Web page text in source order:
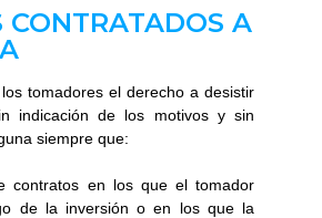
CONTRATADOS A
tomadores el derecho a desistir
indicación de los motivos y sin
siempre que:
contratos en los que el tomador
de la inversión o en los que la